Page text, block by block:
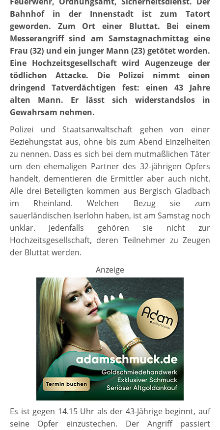
Bahnhof in der Innenstadt ist zum Tatort
geworden. Zum Ort einer Bluttat. Bei einem
Messerangriff sind am Samstagnachmittag eine
Frau (32) und ein junger Mann (23) getötet worden.
Eine Hochzeitsgesellschaft wird Augenzeuge der
tödlichen Attacke. Die Polizei nimmt einen
dringend Tatverdächtigen fest: einen 43 Jahre
alten Mann. Er lässt sich widerstandslos in
Gewahrsam nehmen.
Polizei und Staatsanwaltschaft gehen von einer
Beziehungstat aus, ohne bis zum Abend Einzelheiten
zu nennen. Dass es sich bei dem mutmaßlichen Täter
um den ehemaligen Partner des 32-jährigen Opfers
handelt, dementieren die Ermittler aber auch nicht.
Alle drei Beteiligten kommen aus Bergisch Gladbach
im Rheinland. Welchen Bezug sie zum
sauerländischen Iserlohn haben, ist am Samstag noch
unklar. Jedenfalls gehören sie nicht zur
Hochzeitsgesellschaft, deren Teilnehmer zu Zeugen
der Bluttat werden.
Anzeige
Es ist gegen 14.15 Uhr als der 43-Jährige beginnt, auf
seine Opfer einzustechen. Der Angriff passiert